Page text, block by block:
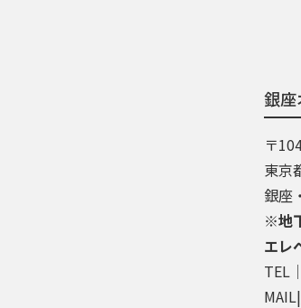
銀座
〒
東京
銀座
※地
エレ
MAIL|